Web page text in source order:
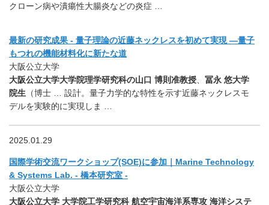
クローン病や潰瘍性大腸炎などの炎症 …
最新の研究成果 - 量子理論の近藤ネックレスを初めて実現 ―量子
もつれの機能材料化に新たな道
大阪公立大学
大阪公立大学大学院理学研究科の山口 博則准教授
冨永 悠大学
院生 （博士 … 設計。量子力学的な特性を示す近藤ネックレスモ
デルを実験的に実現しま …
2025.01.29
国際学術交流ワークショップ(SOE)に参加｜Marine Technology
& Systems Lab. - 橋本研究室 -
大阪公立大学
大阪公立大学 大学院工学研究科 航空宇宙海洋系専攻 海洋システ